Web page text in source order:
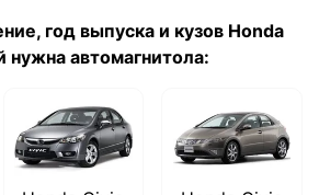
год выпуска и кузов Honda
нужна автомагнитола: